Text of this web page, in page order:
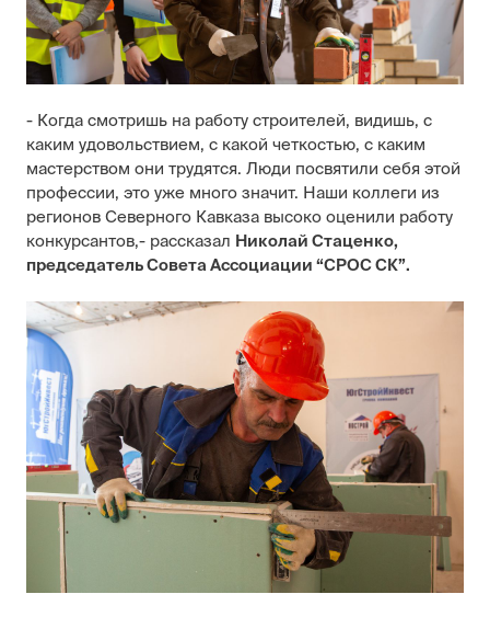
- Когда смотришь на работу строителей, видишь, с
каким удовольствием, с какой четкостью, с каким
мастерством они трудятся. Люди посвятили себя этой
профессии, это уже много значит. Наши коллеги из
регионов Северного Кавказа высоко оценили работу
конкурсантов,- рассказал Николай Стаценко,
председатель Совета Ассоциации “СРОС СК”.